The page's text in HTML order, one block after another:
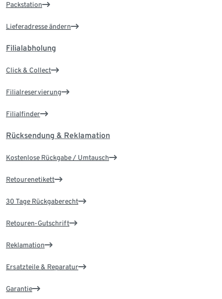
Packstation
Lieferadresse ändern
Filialabholung
Click & Collect
Filialreservierung
Filialfinder
Rücksendung & Reklamation
Kostenlose Rückgabe / Umtausch
Retourenetikett
30 Tage Rückgaberecht
Retouren-Gutschrift
Reklamation
Ersatzteile & Reparatur
Garantie